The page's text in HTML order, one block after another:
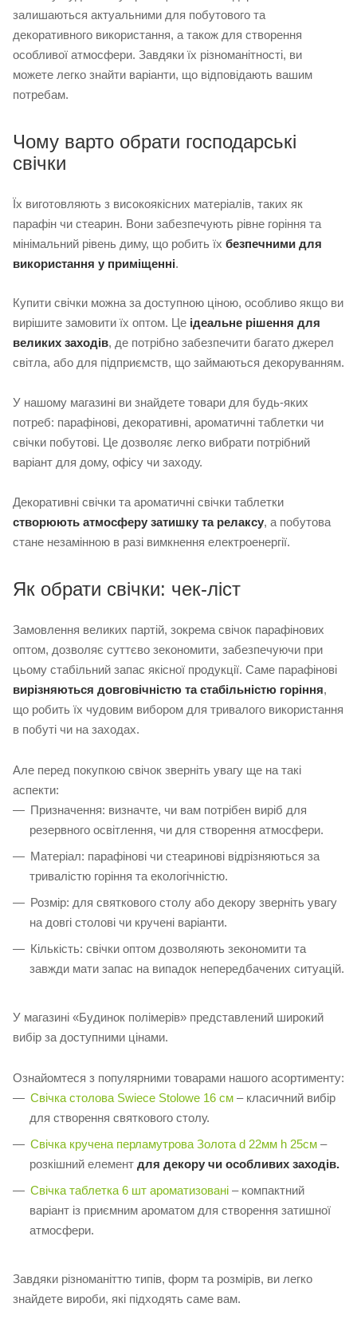
залишаються актуальними для побутового та
декоративного використання, а також для створення
особливої атмосфери. Завдяки їх різноманітності, ви
можете легко знайти варіанти, що відповідають вашим
потребам.
Чому варто обрати господарські
свічки
Їх виготовляють з високоякісних матеріалів, таких як
парафін чи стеарин. Вони забезпечують рівне горіння та
мінімальний рівень диму, що робить їх безпечними для
використання у приміщенні.
Купити свічки можна за доступною ціною, особливо якщо ви
вирішите замовити їх оптом. Це ідеальне рішення для
великих заходів, де потрібно забезпечити багато джерел
світла, або для підприємств, що займаються декоруванням.
У нашому магазині ви знайдете товари для будь-яких
потреб: парафінові, декоративні, ароматичні таблетки чи
свічки побутові. Це дозволяє легко вибрати потрібний
варіант для дому, офісу чи заходу.
Декоративні свічки та ароматичні свічки таблетки
створюють атмосферу затишку та релаксу, а побутова
стане незамінною в разі вимкнення електроенергії.
Як обрати свічки: чек-ліст
Замовлення великих партій, зокрема свічок парафінових
оптом, дозволяє суттєво зекономити, забезпечуючи при
цьому стабільний запас якісної продукції. Саме парафінові
вирізняються довговічністю та стабільністю горіння,
що робить їх чудовим вибором для тривалого використання
в побуті чи на заходах.
Але перед покупкою свічок зверніть увагу ще на такі
аспекти:
Призначення: визначте, чи вам потрібен виріб для
резервного освітлення, чи для створення атмосфери.
Матеріал: парафінові чи стеаринові відрізняються за
тривалістю горіння та екологічністю.
Розмір: для святкового столу або декору зверніть увагу
на довгі столові чи кручені варіанти.
Кількість: свічки оптом дозволяють зекономити та
завжди мати запас на випадок непередбачених ситуацій.
У магазині «Будинок полімерів» представлений широкий
вибір за доступними цінами.
Ознайомтеся з популярними товарами нашого асортименту:
Свічка столова Swiece Stolowe 16 см – класичний вибір
для створення святкового столу.
Свічка кручена перламутрова Золота d 22мм h 25см –
розкішний елемент для декору чи особливих заходів.
Свічка таблетка 6 шт ароматизовані – компактний
варіант із приємним ароматом для створення затишної
атмосфери.
Завдяки різноманіттю типів, форм та розмірів, ви легко
знайдете вироби, які підходять саме вам.